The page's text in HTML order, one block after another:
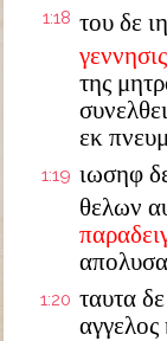
1:18 του δε
γεννησις
της
εκ
1:19 ιωσηφ
θελων
1:20 ταυτα